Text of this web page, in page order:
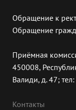
Обращение к
Обращение
Приёмная
450008,
Валиди, д. 47;
Контакты